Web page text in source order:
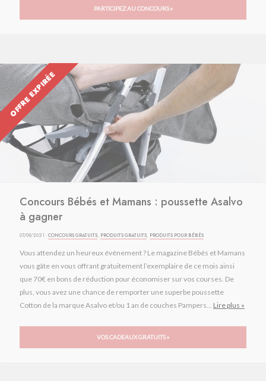
PARTICIPEZ AU CONCOURS »
OFFRE EXPIRÉE
Concours Bébés et Mamans : poussette Asalvo
à gagner
07/09/2021 ·CONCOURS GRATUITS, PRODUITS GRATUITS, PRODUITS POUR BÉBÉS
Vous attendez un heureux événement ? Le magazine Bébés et Mamans
vous gâte en vous offrant gratuitement l’exemplaire de ce mois ainsi
que 70€ en bons de réduction pour économiser sur vos courses. De
plus, vous avez une chance de remporter une superbe poussette
Cotton de la marque Asalvo et/ou 1 an de couches Pampers... Lire plus »
VOS CADEAUX GRATUITS »